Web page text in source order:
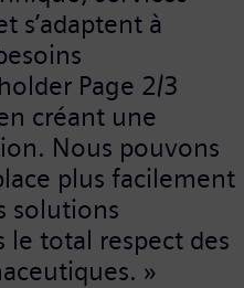
s’adaptent à
Page 2/3
créant une
Nous pouvons
plus facilement
solutions
le total respect des
»